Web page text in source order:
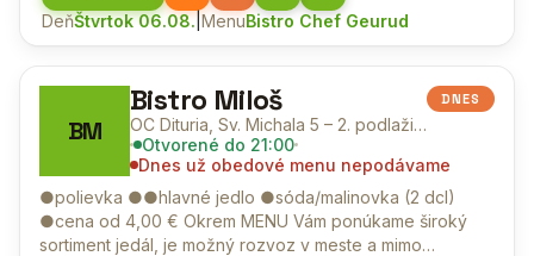
DeňŠtvrtok 06.08.|MenuBistro Chef Geurud
BM
Bistro Miloš
OC Dituria, Sv. Michala 5 – 2. podlažie, Levice
Otvorené do 21:00
Dnes už obedové menu nepodávame
DNES
●polievka ●●hlavné jedlo ●sóda/malinovka (2 dcl)
●cena od 4,00 € Okrem MENU Vám ponúkame široký
sortiment jedál, je možný rozvoz v meste a mimo…